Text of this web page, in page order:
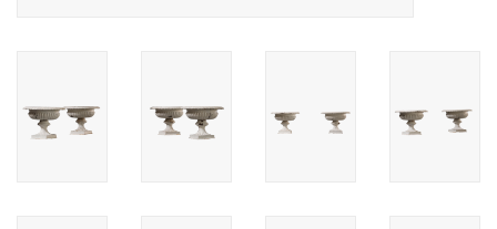
Login